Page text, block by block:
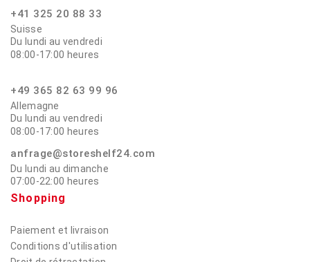
+41 325 20 88 33
Suisse
Du lundi au vendredi
08:00-17:00 heures
+49 365 82 63 99 96
Allemagne
Du lundi au vendredi
08:00-17:00 heures
anfrage@storeshelf24.com
Du lundi au dimanche
07:00-22:00 heures
Shopping
Paiement et livraison
Conditions d'utilisation